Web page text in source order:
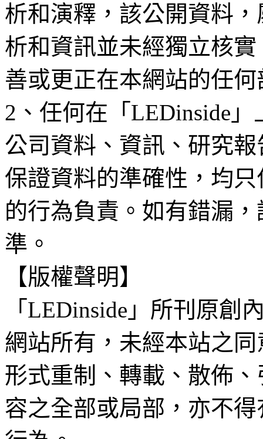
析和演釋，該公開資料
析和資訊並未經獨立核
善或更正在本網站的任
2、任何在「LEDinside
公司資料、資訊、研究
保證資料的準確性，均
的行為負責。如有錯漏
準。
【版權聲明】
「LEDinside」所刊原創
網站所有，未經本站之
形式重制、轉載、散佈
容之全部或局部，亦不